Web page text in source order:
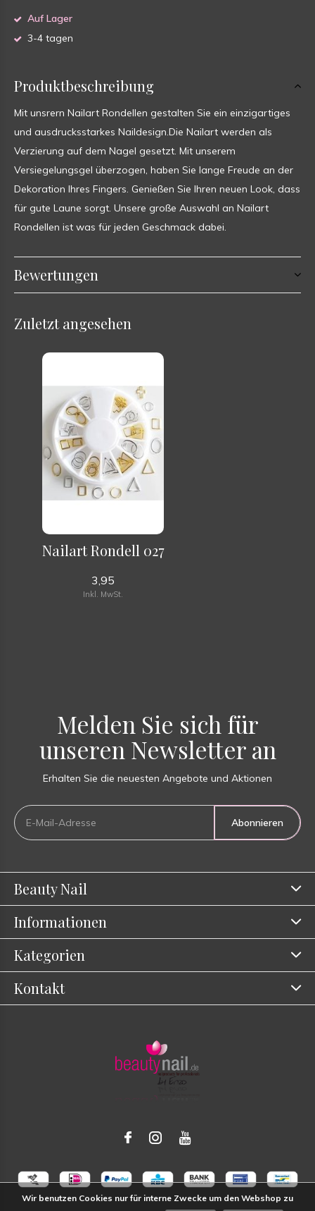
Auf Lager
3-4 tagen
Produktbeschreibung
Mit unsrern Nailart Rondellen gestalten Sie ein einzigartiges
und ausdrucksstarkes Naildesign.Die Nailart werden als
Verzierung auf dem Nagel gesetzt. Mit unserem
Versiegelungsgel überzogen, haben Sie lange Freude an der
Dekoration Ihres Fingers. Genießen Sie Ihren neuen Look, dass
für gute Laune sorgt. Unsere große Auswahl an Nailart
Rondellen ist was für jeden Geschmack dabei.
Bewertungen
Zuletzt angesehen
Nailart Rondell 027
3,95
Inkl. MwSt.
Melden Sie sich für
unseren Newsletter an
Erhalten Sie die neuesten Angebote und Aktionen
Abonnieren
Beauty Nail
Informationen
Kategorien
Kontakt
Wir benutzen Cookies nur für interne Zwecke um den Webshop zu